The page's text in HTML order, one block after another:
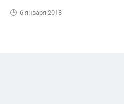
6 января 2018